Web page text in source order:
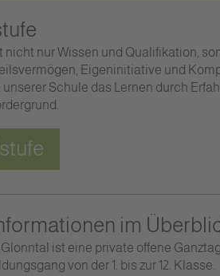
nicht nur Wissen und Qualifikation,
Eigeninitiative und
Schule das Lernen durch
im
ist eine private offene
von der 1. bis zur 12. Klasse.